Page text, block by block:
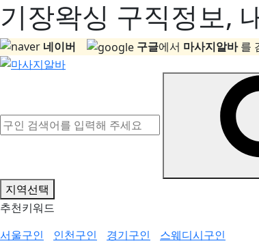
기장왁싱 구직정보,
네이버 구글에서 마사지알바를
지역선택
추천키워드
서울구인
인천구인 경기구인
스웨디시구인